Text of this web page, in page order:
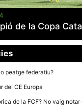
de la Copa
peatge federatiu?
del CE Europa
de la FCF? No vaig notar
cookies no